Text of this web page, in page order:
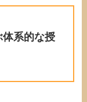
系的な授